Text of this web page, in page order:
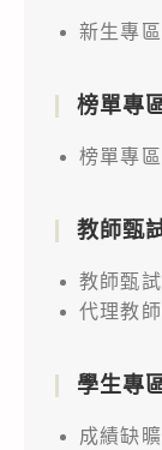
新生專區
榜單專
榜單專區
教師甄
教師甄試
代理教
學生專
成績缺曠